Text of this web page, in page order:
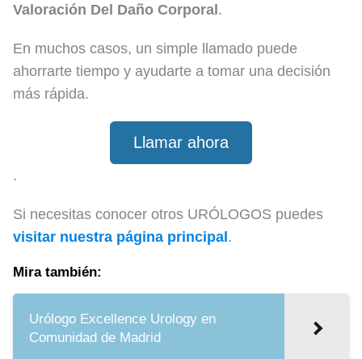
Valoración Del Daño Corporal.
En muchos casos, un simple llamado puede
ahorrarte tiempo y ayudarte a tomar una decisión
más rápida.
Llamar ahora
.
Si necesitas conocer otros URÓLOGOS puedes
visitar nuestra página principal .
Mira también:
Urólogo Excellence Urology en
Comunidad de Madrid